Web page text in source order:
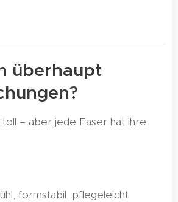
überhaupt
toll – aber jede Faser hat ihre
formstabil, pflegeleicht